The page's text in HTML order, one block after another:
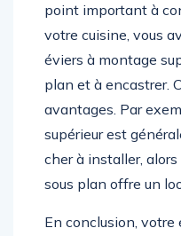
point important à
votre cuisine, vous
éviers à montage
plan et à encastrer.
avantages. Par
supérieur est
cher à installer, alors
sous plan offre un
En conclusion, votre